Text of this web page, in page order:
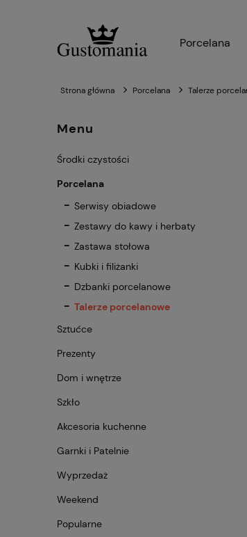
Porcelana
Strona główna Porcelana Talerze
Menu
Środki czystości
Porcelana
Serwisy obiadowe
Zestawy do kawy i herbaty
Zastawa stołowa
Kubki i filiżanki
Dzbanki porcelanowe
Talerze porcelanowe
Sztućce
Prezenty
Dom i wnętrze
Szkło
Akcesoria kuchenne
Garnki i Patelnie
Wyprzedaż
Weekend
Popularne